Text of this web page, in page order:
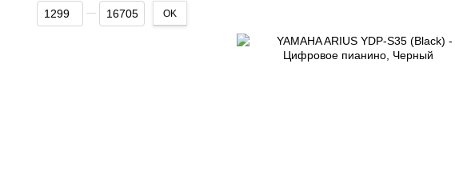
От Цена, грн
До Цена, грн OK